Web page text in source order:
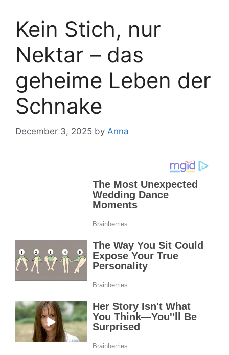
Kein Stich, nur
Nektar – das
geheime Leben der
Schnake
December 3, 2025 by Anna